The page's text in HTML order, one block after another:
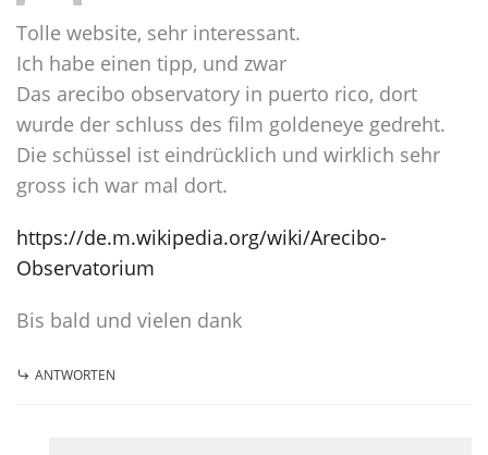
Tolle website, sehr interessant.
Ich habe einen tipp, und zwar
Das arecibo observatory in puerto rico, dort
wurde der schluss des film goldeneye gedreht.
Die schüssel ist eindrücklich und wirklich sehr
gross ich war mal dort.
https://de.m.wikipedia.org/wiki/Arecibo-
Observatorium
Bis bald und vielen dank
ANTWORTEN